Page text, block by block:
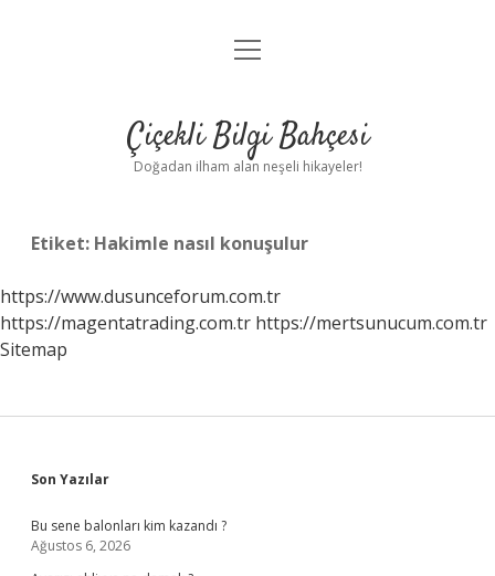
Anasayfa
Yasal Uyarı
menüyü
Çiçekli Bilgi Bahçesi
Doğadan ilham alan neşeli hikayeler!
Etiket: Hakimle nasıl konuşulur
https://www.dusunceforum.com.tr
https://magentatrading.com.tr https://mertsunucum.com.tr
Sitemap
Sidebar
Son Yazılar
Bu sene balonları kim kazandı ?
Ağustos 6, 2026